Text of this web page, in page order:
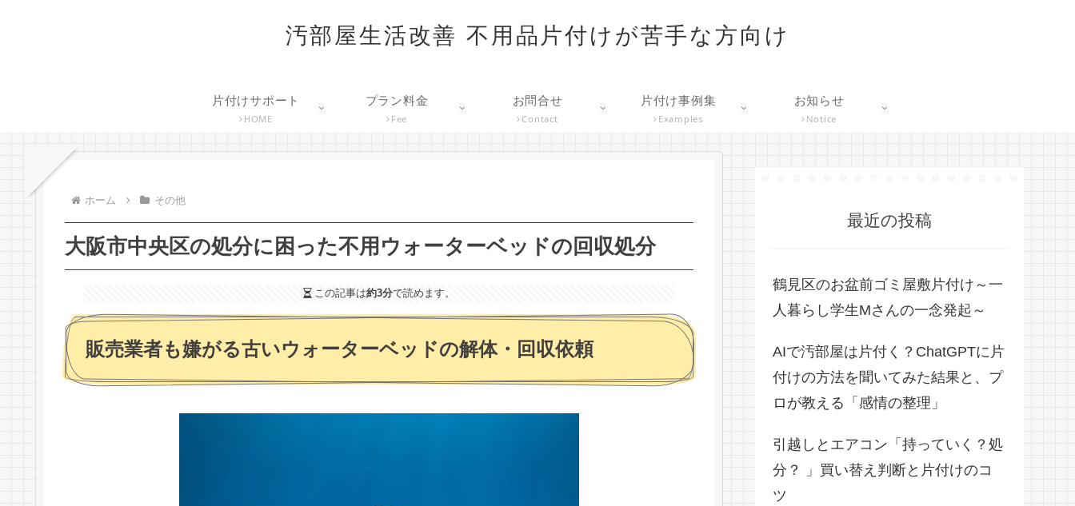
汚部屋生活改善 不用品片付けが苦手な方向け
片付けサポート
HOME
プラン料金
Fee
お問合せ
Contact
片付け事例集
Examples
お知らせ
Notice
ホーム その他
大阪市中央区の処分に困った不用ウォーターベッドの回収処分
この記事は約3分で読めます。
販売業者も嫌がる古いウォーターベッドの解体・回収依頼
最近の投稿
鶴見区のお盆前ゴミ屋敷片付け～一
人暮らし学生Mさんの一念発起～
AIで汚部屋は片付く？ChatGPTに片
付けの方法を聞いてみた結果と、プ
ロが教える「感情の整理」
引越しとエアコン「持っていく？処
分？ 」買い替え判断と片付けのコ
ツ